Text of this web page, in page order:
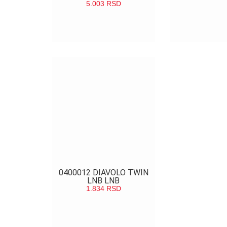
5.003 RSD
0400012 DIAVOLO TWIN
LNB LNB
1.834 RSD